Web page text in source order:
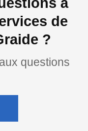
de
?
questions